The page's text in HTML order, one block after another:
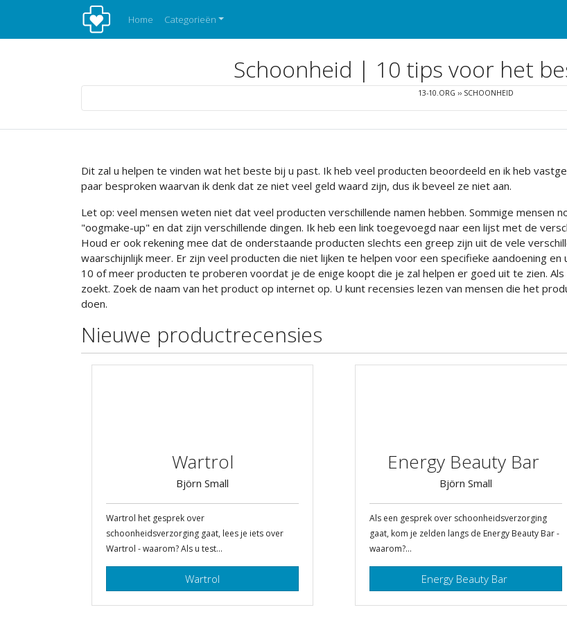
Home Categorieën
Schoonheid | 10 tips voor het
13-10.ORG ›› SCHOONHEID
Dit zal u helpen te vinden wat het beste bij u past. Ik heb veel producten beoordeeld en ik heb
paar besproken waarvan ik denk dat ze niet veel geld waard zijn, dus ik beveel ze niet aan.
Let op: veel mensen weten niet dat veel producten verschillende namen hebben. Sommige mensen
"oogmake-up" en dat zijn verschillende dingen. Ik heb een link toegevoegd naar een lijst met de
Houd er ook rekening mee dat de onderstaande producten slechts een greep zijn uit de vele
waarschijnlijk meer. Er zijn veel producten die niet lijken te helpen voor een specifieke aandoening
10 of meer producten te proberen voordat je de enige koopt die je zal helpen er goed uit te zien.
zoekt. Zoek de naam van het product op internet op. U kunt recensies lezen van mensen die het
doen.
Nieuwe productrecensies
Wartrol
Björn Small
Wartrol het gesprek over
schoonheidsverzorging gaat, lees je iets over
Wartrol - waarom? Als u test...
Wartrol
Energy Beauty Bar
Björn Small
Als een gesprek over schoonheidsverzorging
gaat, kom je zelden langs de Energy Beauty Bar -
waarom?...
Energy Beauty Bar